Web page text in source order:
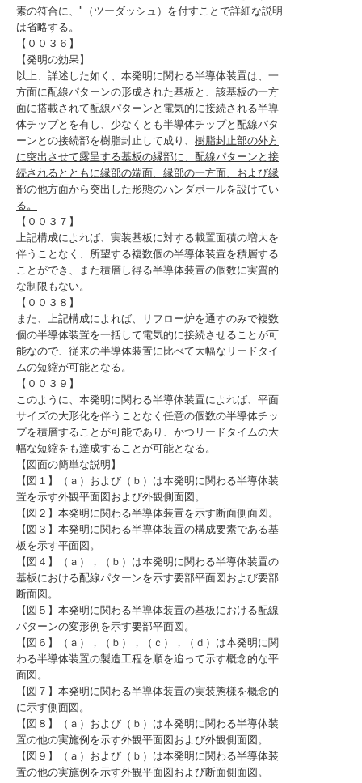
素の符合に、″（ツーダッシュ）を付すことで詳細な説明
は省略する。
【００３６】
【発明の効果】
以上、詳述した如く、本発明に関わる半導体装置は、一
方面に配線パターンの形成された基板と、該基板の一方
面に搭載されて配線パターンと電気的に接続される半導
体チップとを有し、少なくとも半導体チップと配線パタ
ーンとの接続部を樹脂封止して成り、 樹脂封止部の外方
に突出させて露呈する基板の縁部に、配線パターンと接
続されるとともに縁部の端面、縁部の一方面、および縁
部の他方面から突出した形態のハンダボールを設けてい
る。
【００３７】
上記構成によれば、実装基板に対する載置面積の増大を
伴うことなく、所望する複数個の半導体装置を積層する
ことができ、また積層し得る半導体装置の個数に実質的
な制限もない。
【００３８】
また、上記構成によれば、リフロー炉を通すのみで複数
個の半導体装置を一括して電気的に接続させることが可
能なので、従来の半導体装置に比べて大幅なリードタイ
ムの短縮が可能となる。
【００３９】
このように、本発明に関わる半導体装置によれば、平面
サイズの大形化を伴うことなく任意の個数の半導体チッ
プを積層することが可能であり、かつリードタイムの大
幅な短縮をも達成することが可能となる。
【図面の簡単な説明】
【図１】（ａ）および（ｂ）は本発明に関わる半導体装
置を示す外観平面図および外観側面図。
【図２】本発明に関わる半導体装置を示す断面側面図。
【図３】本発明に関わる半導体装置の構成要素である基
板を示す平面図。
【図４】（ａ），（ｂ）は本発明に関わる半導体装置の
基板における配線パターンを示す要部平面図および要部
断面図。
【図５】本発明に関わる半導体装置の基板における配線
パターンの変形例を示す要部平面図。
【図６】（ａ），（ｂ），（ｃ），（ｄ）は本発明に関
わる半導体装置の製造工程を順を追って示す概念的な平
面図。
【図７】本発明に関わる半導体装置の実装態様を概念的
に示す側面図。
【図８】（ａ）および（ｂ）は本発明に関わる半導体装
置の他の実施例を示す外観平面図および外観側面図。
【図９】（ａ）および（ｂ）は本発明に関わる半導体装
置の他の実施例を示す外観平面図および断面側面図。